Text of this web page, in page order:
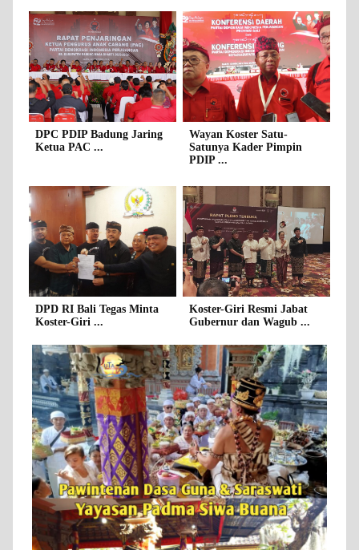
DPC PDIP Badung Jaring
Ketua PAC ...
Wayan Koster Satu-
Satunya Kader Pimpin
PDIP ...
DPD RI Bali Tegas Minta
Koster-Giri ...
Koster-Giri Resmi Jabat
Gubernur dan Wagub ...